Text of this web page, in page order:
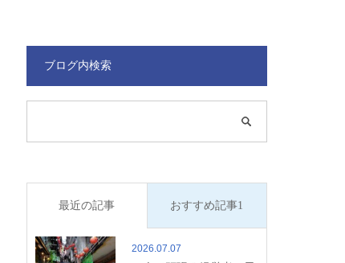
ブログ内検索
最近の記事 おすすめ記事1
2026.07.07